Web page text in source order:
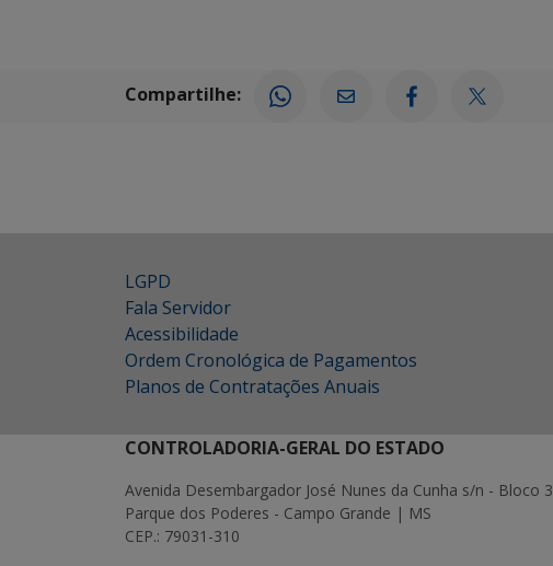
Compartilhe:
LGPD
Fala Servidor
Acessibilidade
Ordem Cronológica de Pagamentos
Planos de Contratações Anuais
CONTROLADORIA-GERAL DO ESTADO
Avenida Desembargador José Nunes da Cunha s/n - Bloco 3
Parque dos Poderes - Campo Grande | MS
CEP.: 79031-310